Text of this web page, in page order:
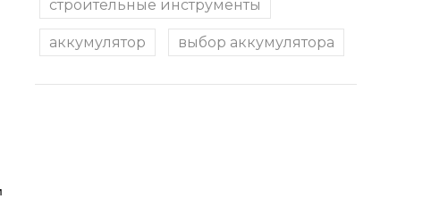
строительные инструменты
аккумулятор выбор аккумулятора